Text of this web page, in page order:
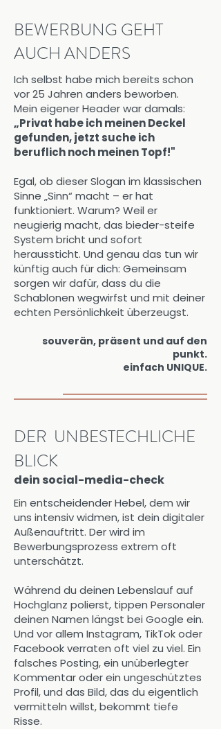
BEWERBUNG GEHT
AUCH ANDERS
Ich selbst habe mich bereits schon
vor 25 Jahren anders beworben.
Mein eigener Header war damals:
„Privat habe ich meinen Deckel
gefunden, jetzt suche ich
beruflich noch meinen Topf!"
Egal, ob dieser Slogan im klassischen
Sinne „Sinn“ macht – er hat
funktioniert. Warum? Weil er
neugierig macht, das bieder-steife
System bricht und sofort
heraussticht. Und genau das tun wir
künftig auch für dich: Gemeinsam
sorgen wir dafür, dass du die
Schablonen wegwirfst und mit deiner
echten Persönlichkeit überzeugst.
souverän, präsent und auf den
punkt.
einfach UNIQUE.
DER UNBESTECHLICHE
BLICK
dein social-media-check
Ein entscheidender Hebel, dem wir
uns intensiv widmen, ist dein digitaler
Außenauftritt. Der wird im
Bewerbungsprozess extrem oft
unterschätzt.
Während du deinen Lebenslauf auf
Hochglanz polierst, tippen Personaler
deinen Namen längst bei Google ein.
Und vor allem Instagram, TikTok oder
Facebook verraten oft viel zu viel. Ein
falsches Posting, ein unüberlegter
Kommentar oder ein ungeschütztes
Profil, und das Bild, das du eigentlich
vermitteln willst, bekommt tiefe
Risse.